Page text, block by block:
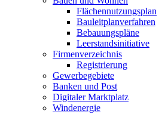
Flächennutzungsplan
Bauleitplanverfahren
Bebauungspläne
Leerstandsinitiative
Firmenverzeichnis
Registrierung
Gewerbegebiete
Banken und Post
Digitaler Marktplatz
Windenergie